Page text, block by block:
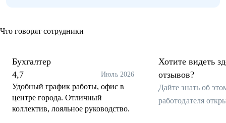
Что говорят сотрудники
Бухгалтер
4,7
Июль 2026
Удобный график работы, офис в
центре города. Отличный
коллектив, лояльное руководство.
Хотите видеть
отзывов?
Дайте знать об
работодателя